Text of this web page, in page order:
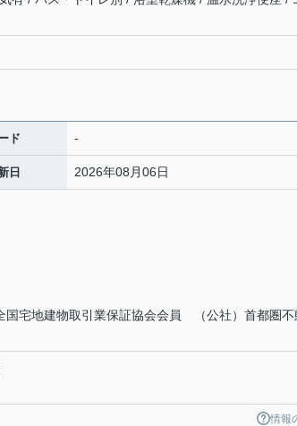
ド -
日 2026年08月06日
国宅地建物取引業保証協会会員 （公社）首都圏不
情報